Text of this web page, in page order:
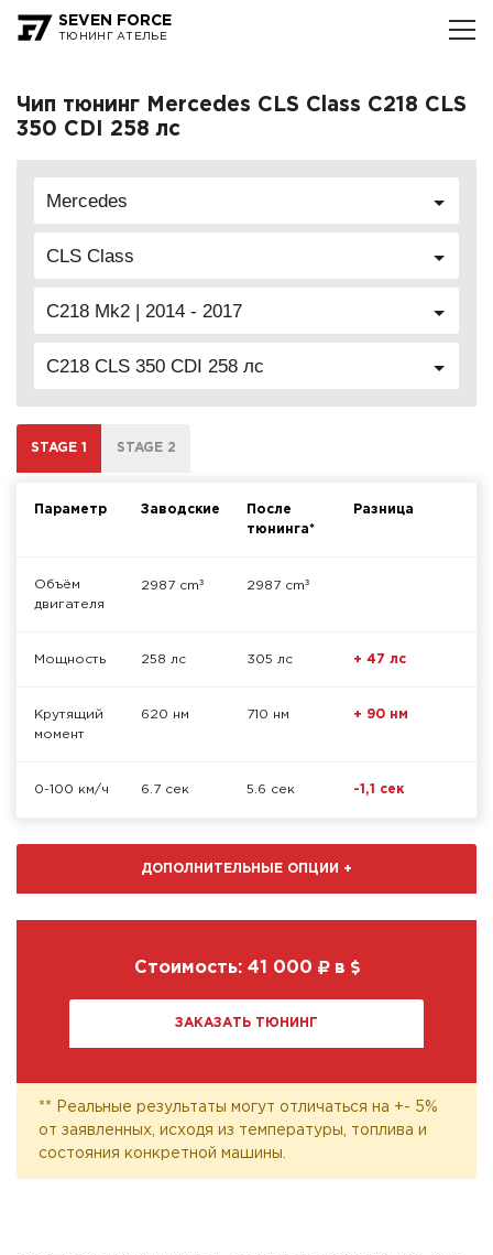
SEVEN FORCE
ТЮНИНГ АТЕЛЬЕ
Чип тюнинг Mercedes CLS Class C218 CLS
350 CDI 258 лс
Mercedes
CLS Class
C218 Mk2 | 2014 - 2017
C218 CLS 350 CDI 258 лс
STAGE 1 STAGE 2
Параметр Заводские
После
тюнинга*
Разница
Объём
двигателя
2987 cm³ 2987 cm³
Мощность 258 лс 305 лс + 47 лс
Крутящий
момент
620 нм 710 нм + 90 нм
0-100 км/ч 6.7 сек 5.6 сек -1,1 сек
ДОПОЛНИТЕЛЬНЫЕ ОПЦИИ +
Стоимость: 41 000 в
ЗАКАЗАТЬ ТЮНИНГ
** Реальные результаты могут отличаться на +- 5%
от заявленных, исходя из температуры, топлива и
состояния конкретной машины.